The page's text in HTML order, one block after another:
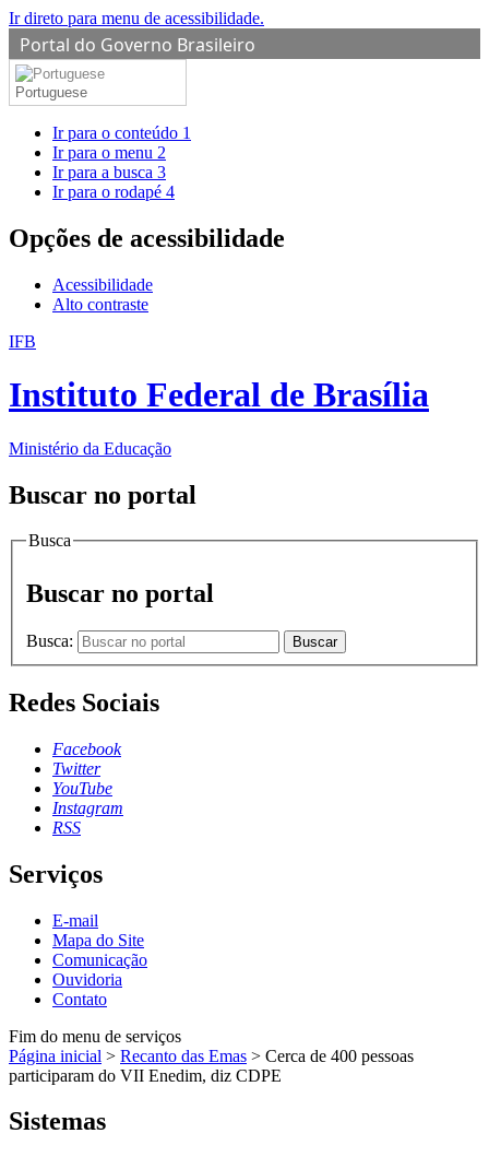
Ir direto para menu de acessibilidade.
Portal do Governo Brasileiro
Portuguese
Ir para o conteúdo 1
Ir para o menu 2
Ir para a busca 3
Ir para o rodapé 4
Opções de acessibilidade
Acessibilidade
Alto contraste
IFB
Instituto Federal de Brasília
Ministério da Educação
Buscar no portal
Busca
Buscar no portal
Busca: Buscar
Redes Sociais
Facebook
Twitter
YouTube
Instagram
RSS
Serviços
E-mail
Mapa do Site
Comunicação
Ouvidoria
Contato
Fim do menu de serviços
Página inicial > Recanto das Emas > Cerca de 400 pessoas
participaram do VII Enedim, diz CDPE
Sistemas